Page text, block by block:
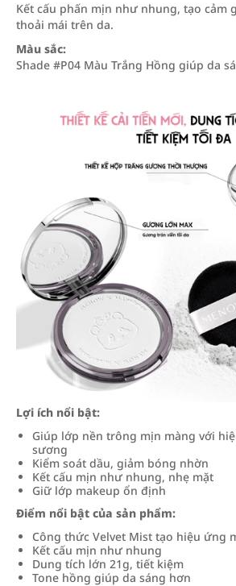
Kết cấu phấn mịn như nhung, tạo cảm
thoải mái trên da.
Màu sắc:
Shade #P04 Màu Trắng Hồng giúp da
Lợi ích nổi bật:
Giúp lớp nền trông mịn màng với
sương
Kiểm soát dầu, giảm bóng nhờn
Kết cấu mịn như nhung, nhẹ mặt
Giữ lớp makeup ổn định
Điểm nổi bật của sản phẩm:
Công thức Velvet Mist tạo hiệu ứng
Kết cấu mịn như nhung
Dung tích lớn 21g, tiết kiệm
Tone hồng giúp da sáng hơn